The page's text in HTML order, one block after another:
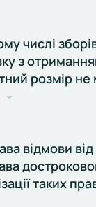
числі
з
розмір
відмови
таких